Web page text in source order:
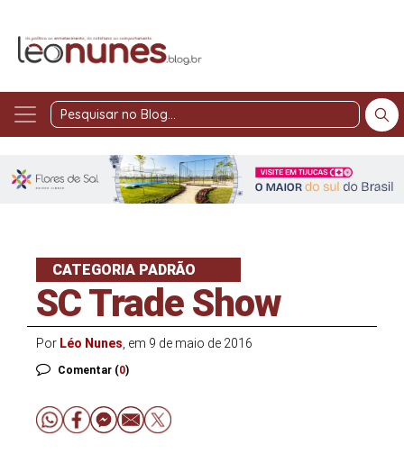
Pesquisar
Blog
CATEGORIA PADRÃO
SC Trade Show
Por Léo Nunes, em 9 de maio de 2016
Comentar (0)